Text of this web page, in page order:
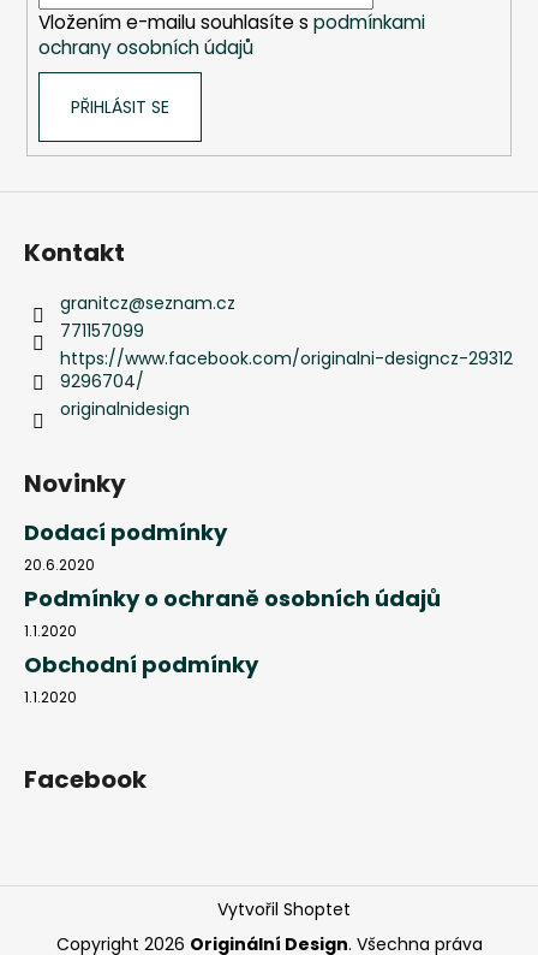
Vložením e-mailu souhlasíte s podmínkami
ochrany osobních údajů
PŘIHLÁSIT SE
Kontakt
granitcz@seznam.cz
771157099
https://www.facebook.com/originalni-designcz-29312
9296704/
originalnidesign
Novinky
Dodací podmínky
20.6.2020
Podmínky o ochraně osobních údajů
1.1.2020
Obchodní podmínky
1.1.2020
Facebook
Vytvořil Shoptet
Copyright 2026 Originální Design. Všechna práva